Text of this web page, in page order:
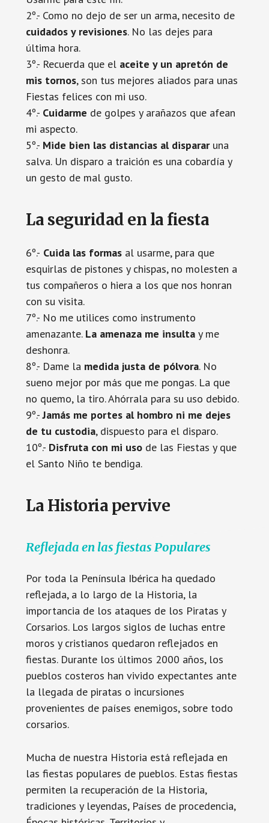
2º.- Como no dejo de ser un arma, necesito de
cuidados y revisiones. No las dejes para
última hora.
3º.- Recuerda que el aceite y un apretón de
mis tornos, son tus mejores aliados para unas
Fiestas felices con mi uso.
4º.- Cuidarme de golpes y arañazos que afean
mi aspecto.
5º.- Mide bien las distancias al dispararuna
salva. Un disparo a traición es una cobardía y
un gesto de mal gusto.
La seguridad en la fiesta
6º.- Cuida las formasal usarme, para que
esquirlas de pistones y chispas, no molesten a
tus compañeros o hiera a los que nos honran
con su visita.
7º.- No me utilices como instrumento
amenazante. La amenaza me insultay me
deshonra.
8º.- Dame la medida justa de pólvora. No
sueno mejor por más que me pongas. La que
no quemo, la tiro. Ahórrala para su uso debido.
9º.-Jamás me portes al hombro ni me dejes
de tu custodia, dispuesto para el disparo.
10º.- Disfruta con mi usode las Fiestas y que
el Santo Niño te bendiga.
La Historia pervive
Reflejada en las fiestas Populares
Por toda la Península Ibérica ha quedado
reflejada, a lo largo de la Historia, la
importancia de los ataques de los Piratas y
Corsarios. Los largos siglos de luchas entre
moros y cristianos quedaron reflejados en
fiestas. Durante los últimos 2000 años, los
pueblos costeros han vivido expectantes ante
la llegada de piratas o incursiones
provenientes de países enemigos, sobre todo
corsarios.
Mucha de nuestra Historia está reflejada en
las fiestas populares de pueblos. Estas fiestas
permiten la recuperación de la Historia,
tradiciones y leyendas, Países de procedencia,